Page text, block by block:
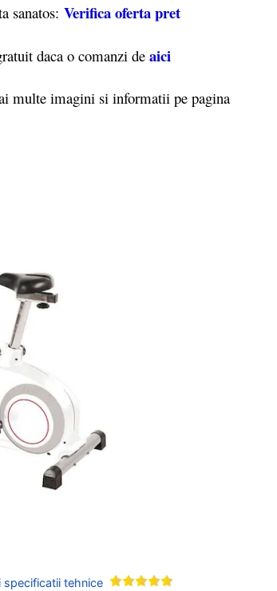
sanatos: Verifica oferta pret
daca o comanzi de aici
multe imagini si informatii pe pagina
specificatii tehnice